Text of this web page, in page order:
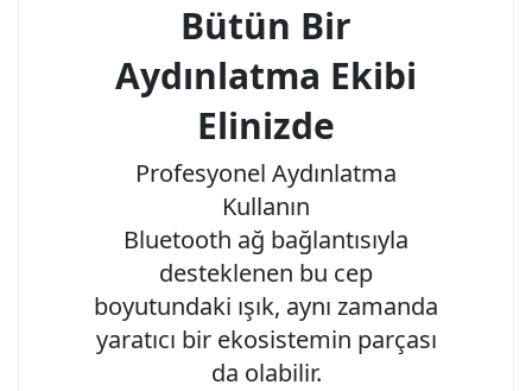
Bütün Bir
Aydınlatma Ekibi
Elinizde
Profesyonel Aydınlatma
Kullanın
Bluetooth ağ bağlantısıyla
desteklenen bu cep
boyutundaki ışık, aynı zamanda
yaratıcı bir ekosistemin parçası
da olabilir.